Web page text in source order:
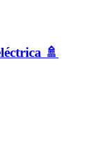
🚿